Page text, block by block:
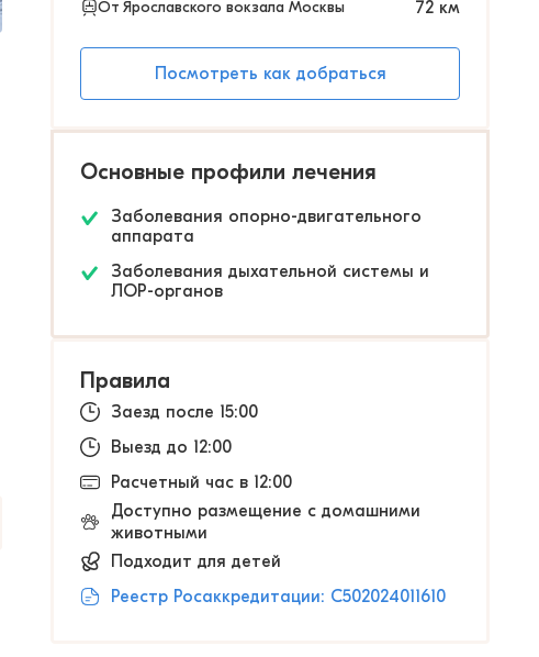
От Ярославского вокзала Москвы 72 км
Посмотреть как добраться
Основные профили лечения
Заболевания опорно-двигательного
аппарата
Заболевания дыхательной системы и
ЛОР-органов
Правила
Заезд после 15:00
Выезд до 12:00
Расчетный час в 12:00
Доступно размещение с домашними
животными
Подходит для детей
Реестр Росаккредитации: С502024011610